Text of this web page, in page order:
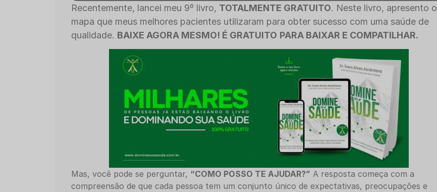
Recentemente, lancei meu 9º livro, TOTALMENTE GRATUITO. Neste livro, apresento o
mapa que meus melhores pacientes utilizaram para obter sucesso com uma saúde de
qualidade. BAIXE AGORA MESMO! É GRATUITO PARA BAIXAR E COMPATILHAR.
Mas, você pode se perguntar, “COMO POSSO TE AJUDAR?” A resposta começa com a
compreensão de que cada pessoa tem um conjunto único de expectativas, preocupações e